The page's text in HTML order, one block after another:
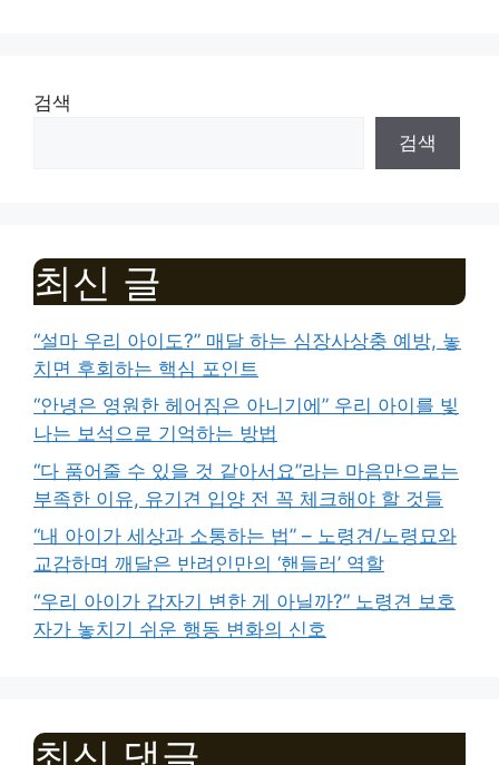
검색
검색
최신 글
“설마 우리 아이도?” 매달 하는 심장사상충 예방, 놓
치면 후회하는 핵심 포인트
“안녕은 영원한 헤어짐은 아니기에” 우리 아이를 빛
나는 보석으로 기억하는 방법
“다 품어줄 수 있을 것 같아서요”라는 마음만으로는
부족한 이유, 유기견 입양 전 꼭 체크해야 할 것들
“내 아이가 세상과 소통하는 법” – 노령견/노령묘와
교감하며 깨달은 반려인만의 ‘핸들러’ 역할
“우리 아이가 갑자기 변한 게 아닐까?” 노령견 보호
자가 놓치기 쉬운 행동 변화의 신호
최신 댓글